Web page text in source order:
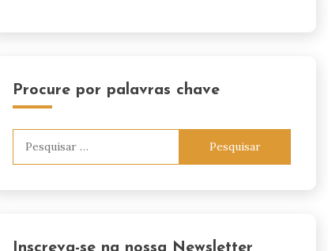
Procure por palavras chave
Inscreva-se na nossa Newsletter